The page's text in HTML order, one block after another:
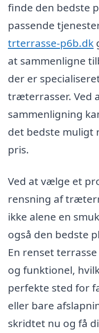
finde den bedste
passende
trterrasse-p6b.dk
at sammenligne
der er
træterrasser. Ved
sammenligning
det bedste muligt
pris.
Ved at vælge et
rensning af
ikke alene en
også den bedste
En renset
og funktionel,
perfekte sted for
eller bare
skridtet nu og få